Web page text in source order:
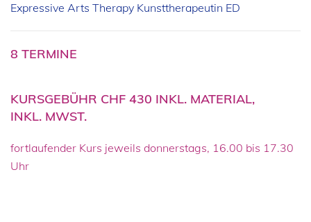
Expressive Arts Therapy Kunsttherapeutin ED
8 TERMINE
KURSGEBÜHR CHF 430 INKL. MATERIAL,
INKL. MWST.
fortlaufender Kurs jeweils donnerstags, 16.00 bis 17.30
Uhr